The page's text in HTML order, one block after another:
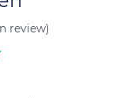
review)